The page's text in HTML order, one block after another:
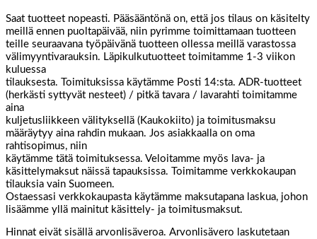
Saat tuotteet nopeasti. Pääsääntönä on, että jos tilaus on käsitelty
meillä ennen puoltapäivää, niin pyrimme toimittamaan tuotteen
teille seuraavana työpäivänä tuotteen ollessa meillä varastossa
välimyyntivarauksin. Läpikulkutuotteet toimitamme 1-3 viikon
kuluessa
tilauksesta. Toimituksissa käytämme Posti 14:sta. ADR-tuotteet
(herkästi syttyvät nesteet) / pitkä tavara / lavarahti toimitamme
aina
kuljetusliikkeen välityksellä (Kaukokiito) ja toimitusmaksu
määräytyy aina rahdin mukaan. Jos asiakkaalla on oma
rahtisopimus, niin
käytämme tätä toimituksessa. Veloitamme myös lava- ja
käsittelymaksut näissä tapauksissa. Toimitamme verkkokaupan
tilauksia vain Suomeen.
Ostaessasi verkkokaupasta käytämme maksutapana laskua, johon
lisäämme yllä mainitut käsittely- ja toimitusmaksut.
Hinnat eivät sisällä arvonlisäveroa. Arvonlisävero laskutetaan